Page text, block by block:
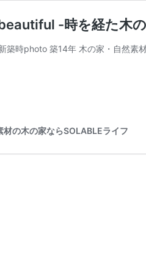
-時を経た木
築時photo 築14年 木の家・自然素
の木の家ならSOLABLEライフ